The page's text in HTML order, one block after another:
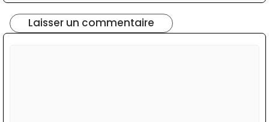
Laisser un commentaire